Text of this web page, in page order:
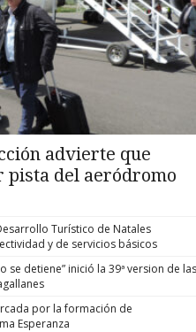
advierte que
pista del aeródromo
Turístico de Natales
y de servicios básicos
se detiene” inició la 39ª version de las
por la formación de
Esperanza